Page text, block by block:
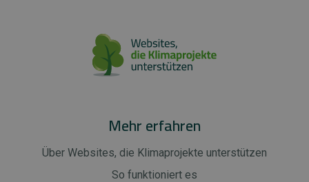
Mehr erfahren
Über Websites, die Klimaprojekte unterstützen
So funktioniert es